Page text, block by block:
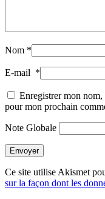
Nom *
E-mail *
Enregistrer mon
pour mon prochain
Note Globale
Envoyer
Ce site utilise Akismet
sur la façon dont les